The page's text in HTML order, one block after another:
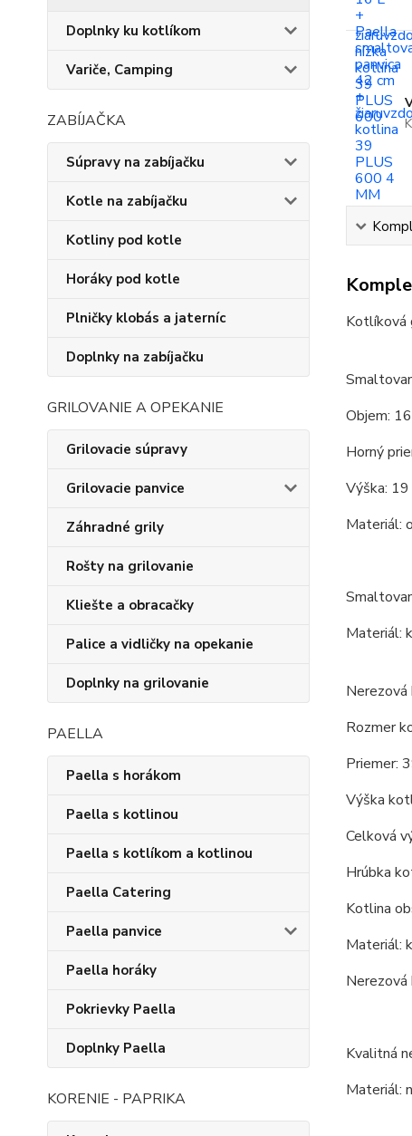
Doplnky ku kotlíkom
Variče, Camping
ZABÍJAČKA
Súpravy na zabíjačku
Kotle na zabíjačku
Kotliny pod kotle
Horáky pod kotle
Plničky klobás a jaterníc
Doplnky na zabíjačku
GRILOVANIE A OPEKANIE
Grilovacie súpravy
Grilovacie panvice
Záhradné grily
Rošty na grilovanie
Kliešte a obracačky
Palice a vidličky na opekanie
Doplnky na grilovanie
PAELLA
Paella s horákom
Paella s kotlinou
Paella s kotlíkom a kotlinou
Paella Catering
Paella panvice
Paella horáky
Pokrievky Paella
Doplnky Paella
KORENIE - PAPRIKA
Kotlíková
Objem:
Horný
Výška: 19
Materiál:
Materiál:
Rozmer
Priemer:
Výška
Celková
Hrúbka
Kotlina
Materiál:
Nerezová
Kvalitná
Materiál: